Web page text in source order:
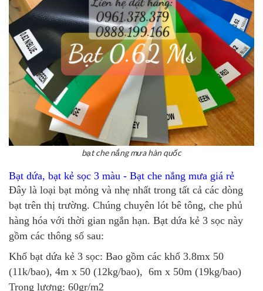
bạt che nắng mưa hàn quốc
Bạt dứa, bạt kẻ sọc 3 màu - Bạt che nắng mưa giá rẻ
Đây là loại bạt mỏng và nhẹ nhất trong tất cả các dòng
bạt trên thị trường. Chúng chuyên lót bê tông, che phủ
hàng hóa với thời gian ngắn hạn. Bạt dứa kẻ 3 sọc này
gồm các thông số sau:
Khổ bạt dứa kẻ 3 sọc: Bao gồm các khổ 3.8mx 50
(11k/bao), 4m x 50 (12kg/bao), 6m x 50m (19kg/bao)
Trọng lượng: 60gr/m2